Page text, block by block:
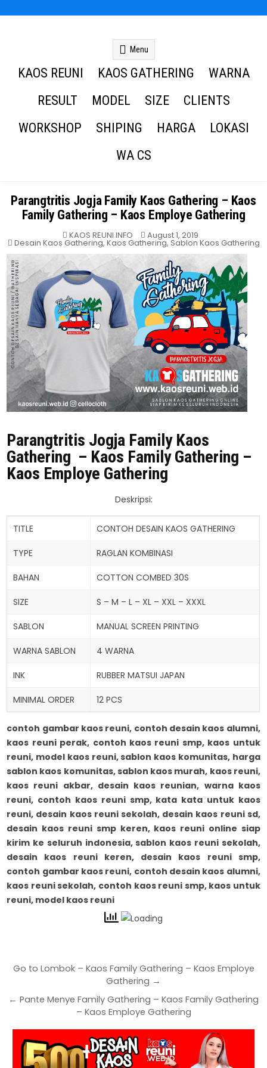
Menu
KAOS REUNI KAOS GATHERING
WARNA
RESULT
MODEL SIZE
CLIENTS
WORKSHOP
SHIPING HARGA
LOKASI
WA CS
Parangtritis Jogja Family Kaos Gathering – Kaos
Family Gathering – Kaos Employe Gathering
KAOS REUNI INFO August 1, 2019
Posted
Desain Kaos Gathering, Kaos Gathering, Sablon Kaos Gathering
Parangtritis Jogja Family Kaos
Gathering – Kaos Family Gathering –
Kaos Employe Gathering
Deskripsi:
TITLE CONTOH DESAIN KAOS GATHERING
TYPE RAGLAN KOMBINASI
BAHAN COTTON COMBED 30S
SIZE S – M – L – XL – XXL – XXXL
SABLON MANUAL SCREEN PRINTING
WARNA SABLON 4 WARNA
INK RUBBER MATSUI JAPAN
MINIMAL ORDER 12 PCS
contoh gambar kaos reuni, contoh desain kaos alumni,
kaos reuni perak, contoh kaos reuni smp, kaos untuk
reuni, model kaos reuni, sablon kaos komunitas, harga
sablon kaos komunitas, sablon kaos murah, kaos reuni,
kaos reuni akbar, desain kaos reunian, warna kaos
reuni, contoh kaos reuni smp, kata kata untuk kaos
reuni, desain kaos reuni sekolah, desain kaos reuni sd,
desain kaos reuni smp keren, kaos reuni online siap
kirim ke seluruh indonesia,sablon kaos reuni sekolah,
desain kaos reuni keren, desain kaos reuni smp,
contoh gambar kaos reuni, contoh desain kaos alumni,
kaos reuni sekolah, contoh kaos reuni smp, kaos untuk
reuni, model kaos reuni
Go to Lombok – Kaos Family Gathering – Kaos Employe
Gathering →
← Pante Menye Family Gathering – Kaos Family Gathering
– Kaos Employe Gathering